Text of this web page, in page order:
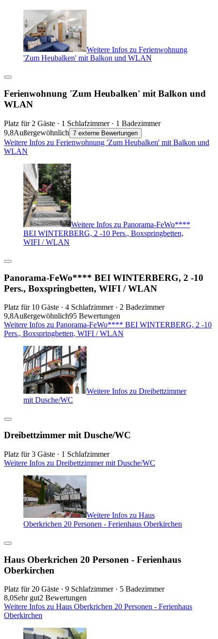
Weitere Infos zu Ferienwohnung
'Zum Heubalken' mit Balkon und WLAN
Ferienwohnung 'Zum Heubalken' mit Balkon und
WLAN
Platz für 2 Gäste · 1 Schlafzimmer · 1 Badezimmer
9,8Außergewöhnlich 7 externe Bewertungen
Weitere Infos zu Ferienwohnung 'Zum Heubalken' mit Balkon und
WLAN
Weitere Infos zu Panorama-FeWo****
BEI WINTERBERG, 2 -10 Pers., Boxspringbetten,
WIFI / WLAN
Panorama-FeWo**** BEI WINTERBERG, 2 -10
Pers., Boxspringbetten, WIFI / WLAN
Platz für 10 Gäste · 4 Schlafzimmer · 2 Badezimmer
9,8Außergewöhnlich95 Bewertungen
Weitere Infos zu Panorama-FeWo**** BEI WINTERBERG, 2 -10
Pers., Boxspringbetten, WIFI / WLAN
Weitere Infos zu Dreibettzimmer
mit Dusche/WC
Dreibettzimmer mit Dusche/WC
Platz für 3 Gäste · 1 Schlafzimmer
Weitere Infos zu Dreibettzimmer mit Dusche/WC
Weitere Infos zu Haus
Oberkrichen 20 Personen - Ferienhaus Oberkirchen
Haus Oberkrichen 20 Personen - Ferienhaus
Oberkirchen
Platz für 20 Gäste · 9 Schlafzimmer · 5 Badezimmer
8,0Sehr gut2 Bewertungen
Weitere Infos zu Haus Oberkrichen 20 Personen - Ferienhaus
Oberkirchen